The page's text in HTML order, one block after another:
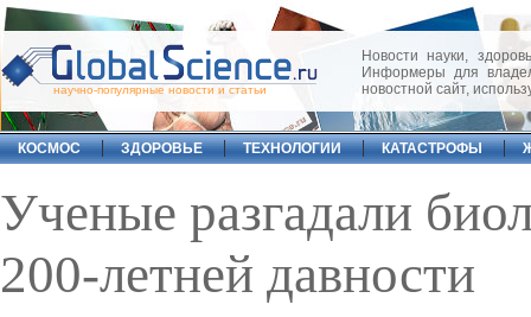
научно-популярные новости и статьи
Новости науки,
Информеры для
новостной сайт,
КОСМОС ЗДОРОВЬЕ ТЕХНОЛОГИИ КАТАСТРОФЫ
Ученые разгадали
200-летней давности